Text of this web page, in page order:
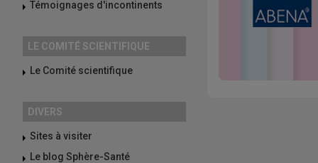
Témoignages d'incontinents
LE COMITÉ SCIENTIFIQUE
Le Comité scientifique
DIVERS
Sites à visiter
Le blog Sphère-Santé